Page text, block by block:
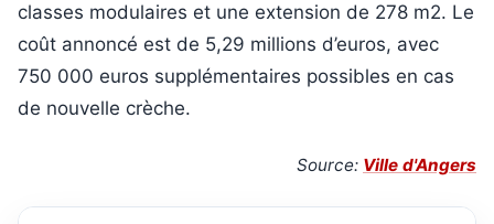
classes modulaires et une extension de 278 m2. Le
coût annoncé est de 5,29 millions d’euros, avec
750 000 euros supplémentaires possibles en cas
de nouvelle crèche.
Source: Ville d'Angers